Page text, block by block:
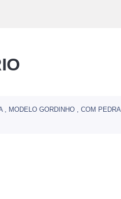
, MODELO GORDINHO , COM PEDRA